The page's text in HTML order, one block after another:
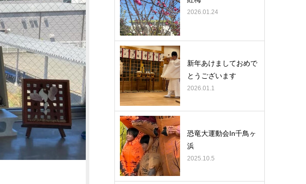
2026.01.24
新年あけましておめで
とうございます
2026.01.1
恐竜大運動会In千鳥ヶ
浜
2025.10.5